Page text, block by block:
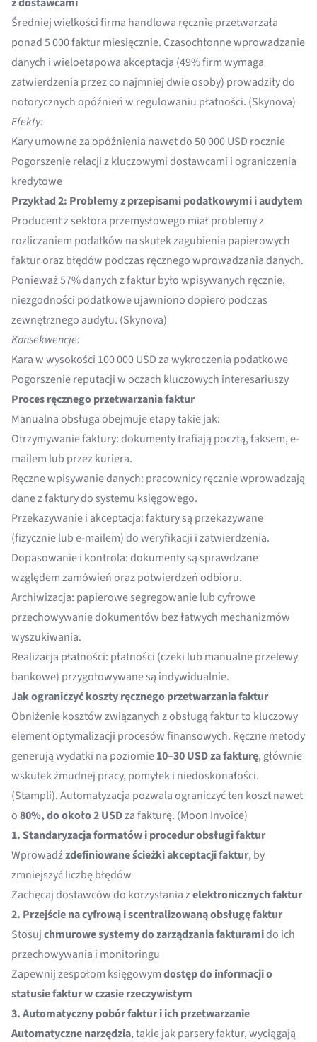
Średniej wielkości firma handlowa ręcznie przetwarzała
ponad 5 000 faktur miesięcznie. Czasochłonne wprowadzanie
danych i wieloetapowa akceptacja (49% firm wymaga
zatwierdzenia przez co najmniej dwie osoby) prowadziły do
notorycznych opóźnień w regulowaniu płatności. (Skynova)
Efekty:
Kary umowne za opóźnienia nawet do 50 000 USD rocznie
Pogorszenie relacji z kluczowymi dostawcami i ograniczenia
kredytowe
Przykład 2: Problemy z przepisami podatkowymi i audytem
Producent z sektora przemysłowego miał problemy z
rozliczaniem podatków na skutek zagubienia papierowych
faktur oraz błędów podczas ręcznego wprowadzania danych.
Ponieważ 57% danych z faktur było wpisywanych ręcznie,
niezgodności podatkowe ujawniono dopiero podczas
zewnętrznego audytu. (Skynova)
Konsekwencje:
Kara w wysokości 100 000 USD za wykroczenia podatkowe
Pogorszenie reputacji w oczach kluczowych interesariuszy
Proces ręcznego przetwarzania faktur
Manualna obsługa obejmuje etapy takie jak:
Otrzymywanie faktury: dokumenty trafiają pocztą, faksem, e-
mailem lub przez kuriera.
Ręczne wpisywanie danych: pracownicy ręcznie wprowadzają
dane z faktury do systemu księgowego.
Przekazywanie i akceptacja: faktury są przekazywane
(fizycznie lub e-mailem) do weryfikacji i zatwierdzenia.
Dopasowanie i kontrola: dokumenty są sprawdzane
względem zamówień oraz potwierdzeń odbioru.
Archiwizacja: papierowe segregowanie lub cyfrowe
przechowywanie dokumentów bez łatwych mechanizmów
wyszukiwania.
Realizacja płatności: płatności (czeki lub manualne przelewy
bankowe) przygotowywane są indywidualnie.
Jak ograniczyć koszty ręcznego przetwarzania faktur
Obniżenie kosztów związanych z obsługą faktur to kluczowy
element optymalizacji procesów finansowych. Ręczne metody
generują wydatki na poziomie10–30 USD za fakturę, głównie
wskutek żmudnej pracy, pomyłek i niedoskonałości.
(Stampli). Automatyzacja pozwala ograniczyć ten koszt nawet
o80%, do około 2 USDza fakturę. (Moon Invoice)
1. Standaryzacja formatów i procedur obsługi faktur
Wprowadźzdefiniowane ścieżki akceptacji faktur, by
zmniejszyć liczbę błędów
Zachęcaj dostawców do korzystania zelektronicznych faktur
2. Przejście na cyfrową i scentralizowaną obsługę faktur
Stosujchmurowe systemy do zarządzania fakturamido ich
przechowywania i monitoringu
Zapewnij zespołom księgowymdostęp do informacji o
statusie faktur w czasie rzeczywistym
3. Automatyczny pobór faktur i ich przetwarzanie
Automatyczne narzędzia, takie jakparsery faktur,wyciągają